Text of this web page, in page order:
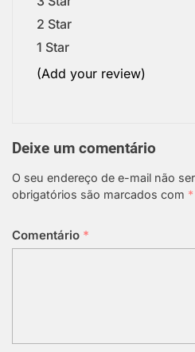
2 Star
1 Star
(Add your review)
Deixe um comentário
O seu endereço de e-mail não
obrigatórios são marcados com *
Comentário *